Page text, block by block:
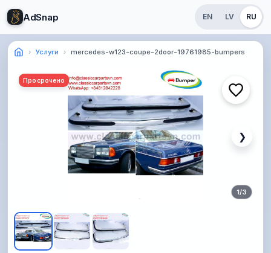
AdSnap EN LV RU
Услуги mercedes-w123-coupe-2door-19761985-bumpers
❯
1/3
Просрочено